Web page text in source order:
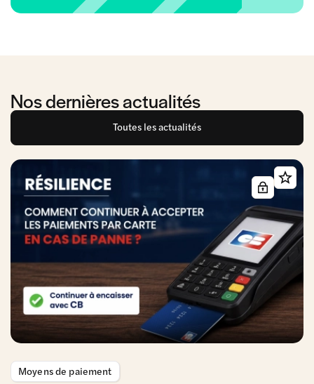
Nos dernières actualités
Toutes les actualités
Moyens de paiement